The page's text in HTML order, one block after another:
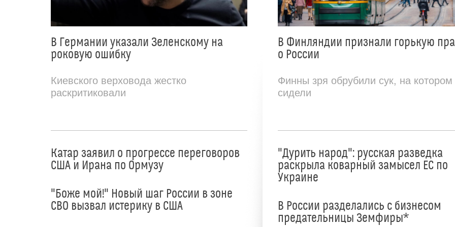
В Германии указали Зеленскому на
роковую ошибку
Киевского верховода жестко
раскритиковали
Катар заявил о прогрессе переговоров
США и Ирана по Ормузу
"Боже мой!" Новый шаг России в зоне
СВО вызвал истерику в США
В Финляндии признали горькую
о России
Финны зря обрубили сук, на котором
сидели
"Дурить народ": русская разведка
раскрыла коварный замысел ЕС по
Украине
В России разделались с бизнесом
предательницы Земфиры*